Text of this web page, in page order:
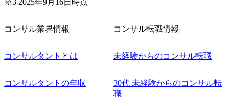
上げていきたい ・サービスやソリューションに捉われず、
でのプロジェクトに参画し、自身のスキルアップを図りた
規事業開発にも興味があり、ゆくゆくはチャレンジしてみ
コンサル業界情報
コンサルタントとは
コンサルタントの年収
コンサル転職情報
未経験からのコンサル転職
30代 未経験からのコンサル転
職